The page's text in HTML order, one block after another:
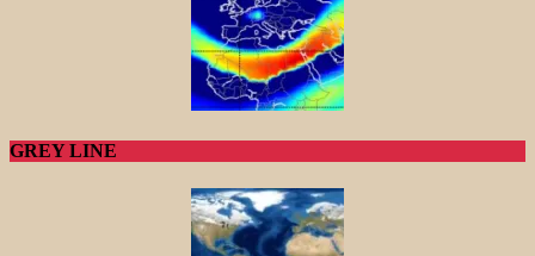
GREY LINE